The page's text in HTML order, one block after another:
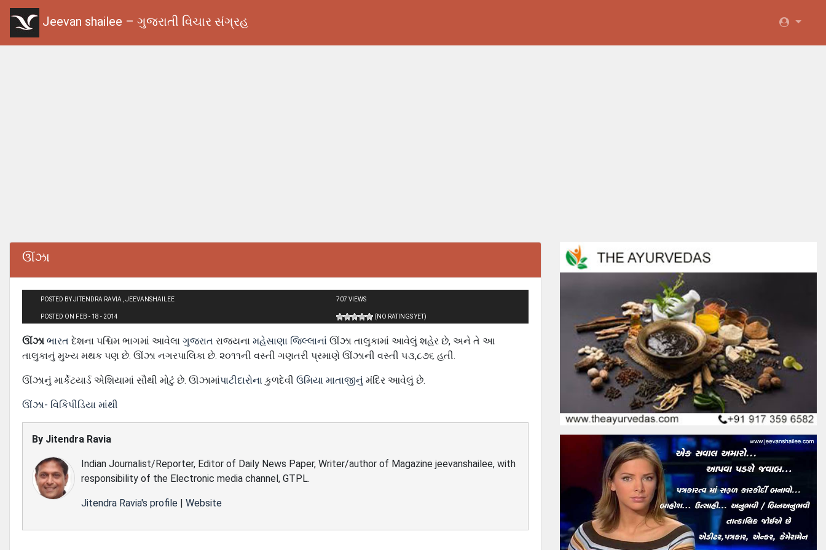
Jeevan shailee – ગુજરાતી વિચાર સંગ્રહ
ઊંઝા
POSTED BY JITENDRA RAVIA , JEEVANSHAILEE
POSTED ON FEB - 18 - 2014
707 VIEWS
(NO RATINGS YET)
ઊંઝા ભારત દેશના પશ્ચિમ ભાગમાં આવેલા ગુજરાત રાજ્યના મહેસાણા જિલ્લાનાં ઊંઝા તાલુકામાં આવેલું શહેર છે, અને તે આ
તાલુકાનું મુખ્ય મથક પણ છે. ઊંઝા નગરપાલિકા છે. ૨૦૧૧ની વસ્તી ગણતરી પ્રમાણે ઊંઝાની વસ્તી ૫૩,૮૭૬ હતી.
ઊંઝાનું માર્કેટયાર્ડ એશિયામાં સૌથી મોટું છે. ઊઝામાંપાટીદારોના કુળદેવી ઉમિયા માતાજીનું મંદિર આવેલું છે.
ઊંઝા- વિકિપીડિયા માંથી
By Jitendra Ravia
Indian Journalist/Reporter, Editor of Daily News Paper, Writer/author of Magazine jeevanshailee, with
responsibility of the Electronic media channel, GTPL.
Jitendra Ravia's profile | Website